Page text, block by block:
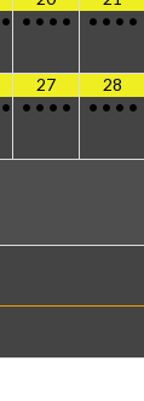
•
• • • •
• • • •
•
27
• • • •
28
• • • •